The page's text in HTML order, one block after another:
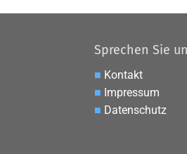
Sprechen Sie
■ Kontakt
■ Impressum
■ Datenschutz